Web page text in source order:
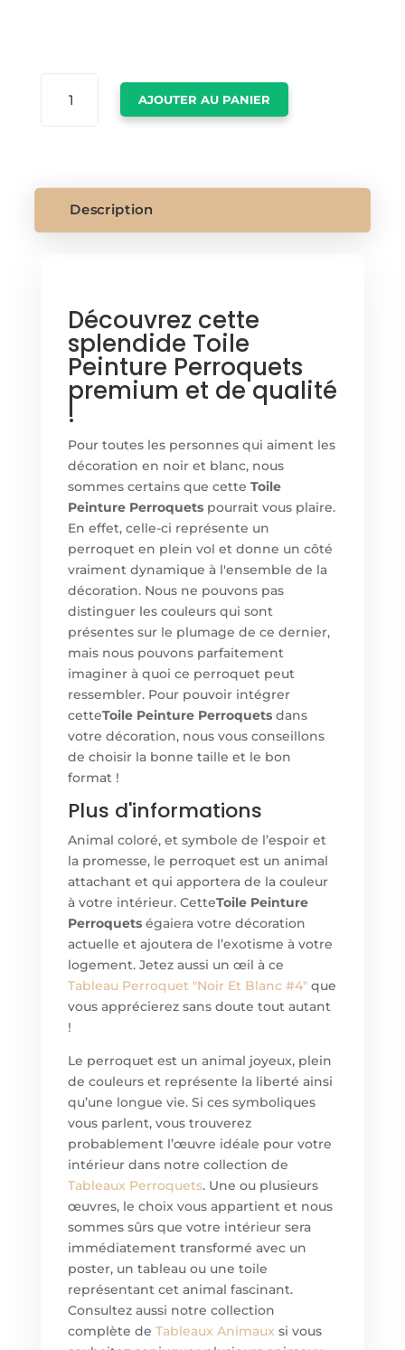
AJOUTER AU PANIER
Description
Découvrez cette
splendide Toile
Peinture Perroquets
premium et de qualité
!
Pour toutes les personnes qui aiment les
décoration en noir et blanc, nous
sommes certains que cette Toile
Peinture Perroquetspourrait vous plaire.
En effet, celle-ci représente un
perroquet en plein vol et donne un côté
vraiment dynamique à l'ensemble de la
décoration. Nous ne pouvons pas
distinguer les couleurs qui sont
présentes sur le plumage de ce dernier,
mais nous pouvons parfaitement
imaginer à quoi ce perroquet peut
ressembler. Pour pouvoir intégrer
cetteToile Peinture Perroquetsdans
votre décoration, nous vous conseillons
de choisir la bonne taille et le bon
format !
Plus d'informations
Animal coloré, et symbole de l’espoir et
la promesse, le perroquet est un animal
attachant et qui apportera de la couleur
à votre intérieur. CetteToile Peinture
Perroquetségaiera votre décoration
actuelle et ajoutera de l’exotisme à votre
logement. Jetez aussi un œil à ce
Tableau Perroquet "Noir Et Blanc #4"que
vous apprécierez sans doute tout autant
!
Le perroquet est un animal joyeux, plein
de couleurs et représente la liberté ainsi
qu’une longue vie. Si ces symboliques
vous parlent, vous trouverez
probablement l’œuvre idéale pour votre
intérieur dans notre collection de
Tableaux Perroquets. Une ou plusieurs
œuvres, le choix vous appartient et nous
sommes sûrs que votre intérieur sera
immédiatement transformé avec un
poster, un tableau ou une toile
représentant cet animal fascinant.
Consultez aussi notre collection
complète de Tableaux Animaux si vous